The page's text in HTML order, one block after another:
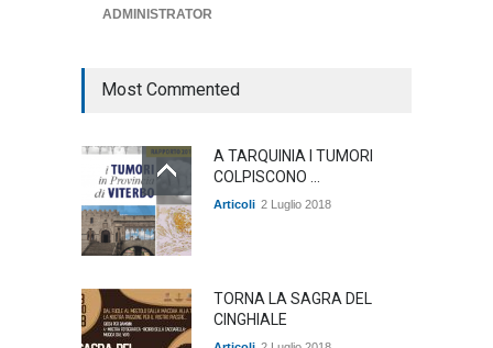
ADMINISTRATOR
Most Commented
A TARQUINIA I TUMORI
COLPISCONO ...
Articoli 2 Luglio 2018
TORNA LA SAGRA DEL
CINGHIALE